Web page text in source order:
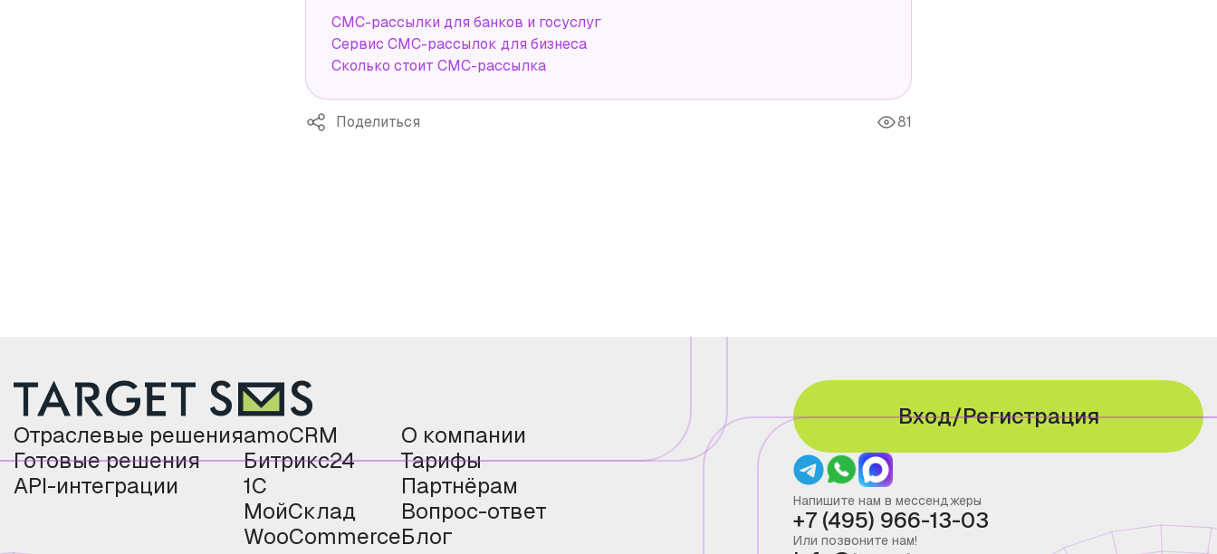
СМС-рассылки для банков и госуслуг
Сервис СМС-рассылок для бизнеса
Сколько стоит СМС-рассылка
Поделиться 81
Отраслевые решения
Готовые решения
API-интеграции
amoCRM
Битрикс24
1С
МойСклад
WooCommerce
О компании
Тарифы
Партнёрам
Вопрос-ответ
Блог
Вход/Регистрация
Напишите нам в мессенджеры
+7 (495) 966-13-03
Или позвоните нам!